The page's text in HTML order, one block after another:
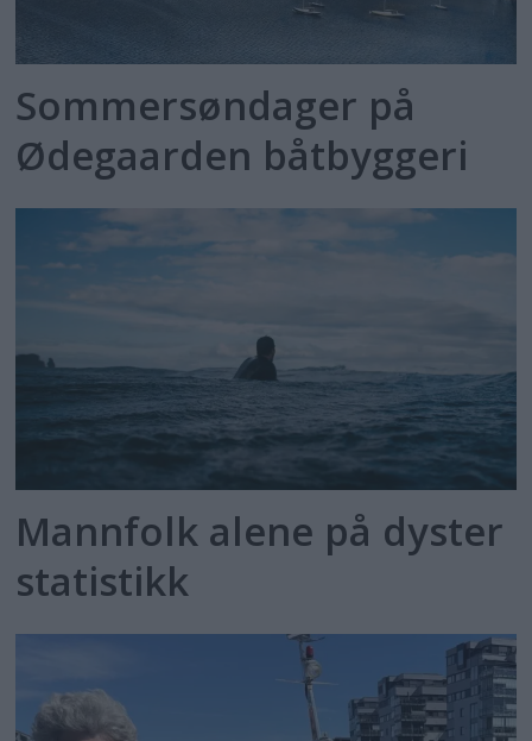
Sommersøndager på
Ødegaarden båtbyggeri
Mannfolk alene på dyster
statistikk